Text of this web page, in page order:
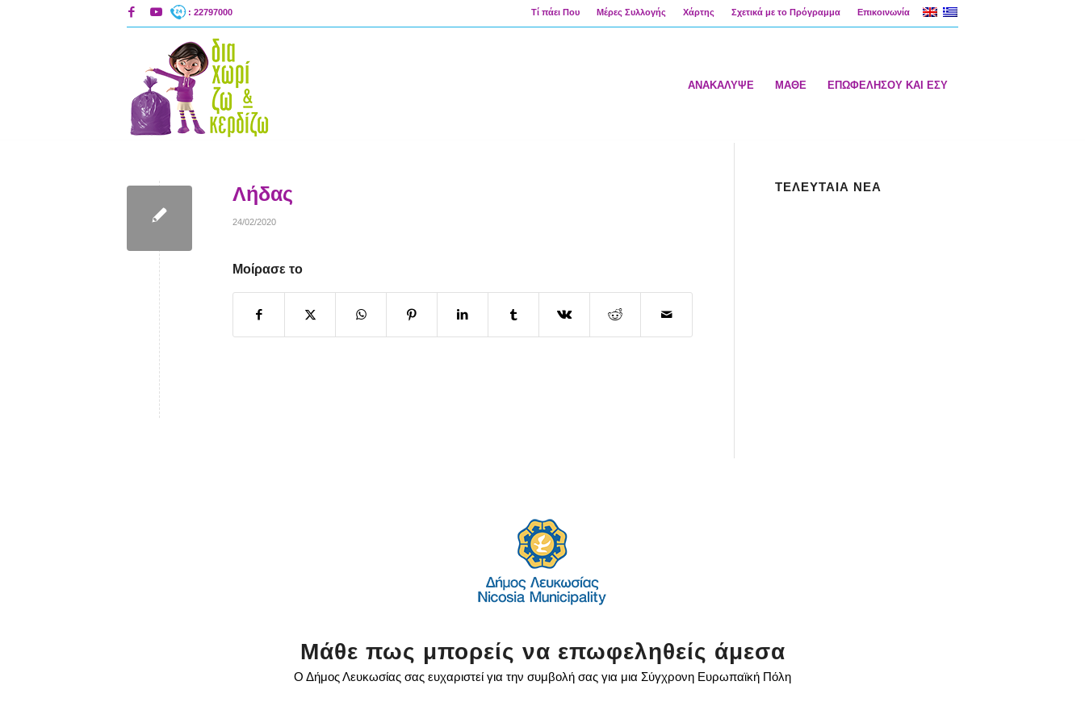
Τί πάει Που Μέρες Συλλογής Χάρτης Σχετικά με το Πρόγραμμα Επικοινωνία
: 22797000
ΑΝΑΚΑΛΥΨΕ ΜΑΘΕ ΕΠΩΦΕΛΗΣΟΥ ΚΑΙ ΕΣΥ
Λήδας
24/02/2020
Μοίρασε το
ΤΕΛΕΥΤΑΙΑ ΝΕΑ
Μάθε πως μπορείς να επωφεληθείς άμεσα
Ο Δήμος Λευκωσίας σας ευχαριστεί για την συμβολή σας για μια Σύγχρονη Ευρωπαϊκή Πόλη